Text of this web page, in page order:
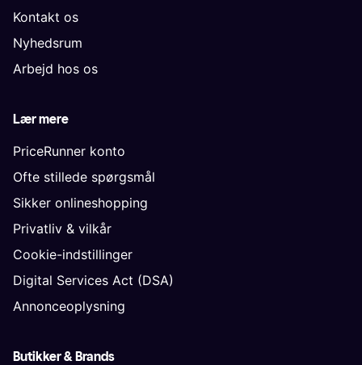
Kontakt os
Nyhedsrum
Arbejd hos os
Lær mere
PriceRunner konto
Ofte stillede spørgsmål
Sikker onlineshopping
Privatliv & vilkår
Cookie-indstillinger
Digital Services Act (DSA)
Annonceoplysning
Butikker & Brands